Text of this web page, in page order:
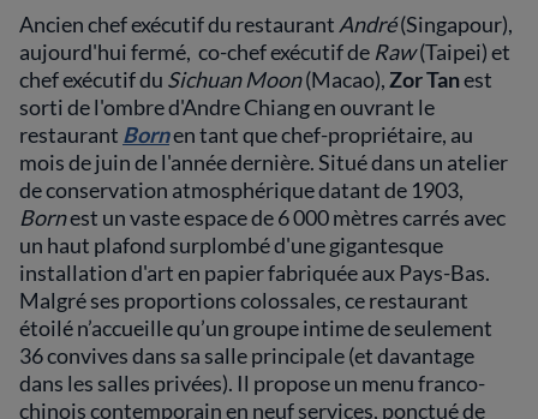
Ancien chef exécutif du restaurant André(Singapour),
aujourd'hui fermé, co-chef exécutif de Raw(Taipei) et
chef exécutif du Sichuan Moon(Macao),Zor Tanest
sorti de l'ombre d'Andre Chiang en ouvrant le
restaurant Bornen tant que chef-propriétaire, au
mois de juin de l'année dernière. Situé dans un atelier
de conservation atmosphérique datant de 1903,
Bornest un vaste espace de 6 000 mètres carrés avec
un haut plafond surplombé d'une gigantesque
installation d'art en papier fabriquée aux Pays-Bas.
Malgré ses proportions colossales, ce restaurant
étoilé n’accueille qu’un groupe intime de seulement
36 convives dans sa salle principale (et davantage
dans les salles privées). Il propose un menu franco-
chinois contemporain en neuf services, ponctué de